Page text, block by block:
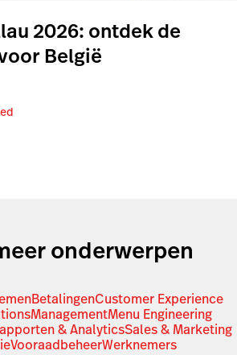
2026: ontdek de
België
onderwerpen
BetalingenCustomer Experience
ManagementMenu Engineering
& AnalyticsSales & Marketing
VooraadbeheerWerknemers